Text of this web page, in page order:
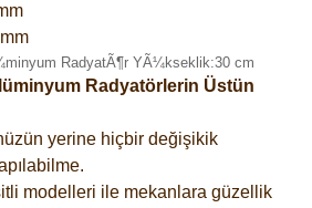
Radyatörlerin Üstün
yerine hiçbir değişikik
modelleri ile mekanlara güzellik